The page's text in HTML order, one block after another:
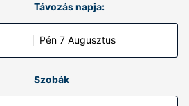
Távozás napja:
Pén 7 Augusztus
Szobák